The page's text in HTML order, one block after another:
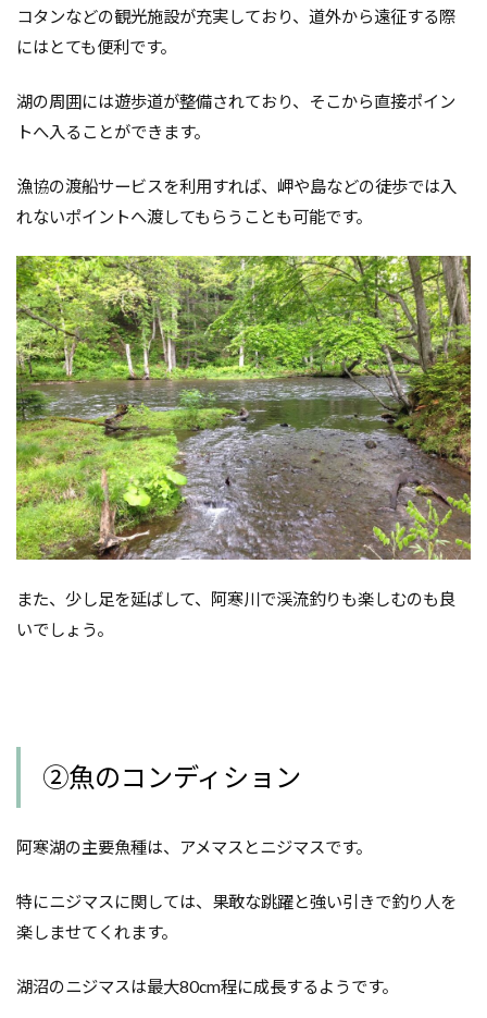
コタンなどの観光施設が充実しており、道外から遠征する際
にはとても便利です。
湖の周囲には遊歩道が整備されており、そこから直接ポイン
トへ入ることができます。
漁協の渡船サービスを利用すれば、岬や島などの徒歩では入
れないポイントへ渡してもらうことも可能です。
また、少し足を延ばして、阿寒川で渓流釣りも楽しむのも良
いでしょう。
②魚のコンディション
阿寒湖の主要魚種は、アメマスとニジマスです。
特にニジマスに関しては、果敢な跳躍と強い引きで釣り人を
楽しませてくれます。
湖沼のニジマスは最大80cm程に成長するようです。